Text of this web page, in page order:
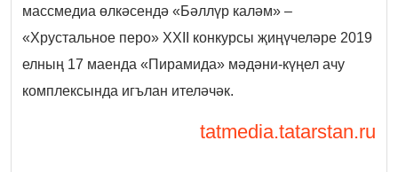
массмедиа өлкәсендә «Бәллүр каләм» –
«Хрустальное перо» XXII конкурсы җиңүчеләре 2019
елның 17 маенда «Пирамида» мәдәни-күңел ачу
комплексында игълан ителәчәк.
tatmedia.tatarstan.ru